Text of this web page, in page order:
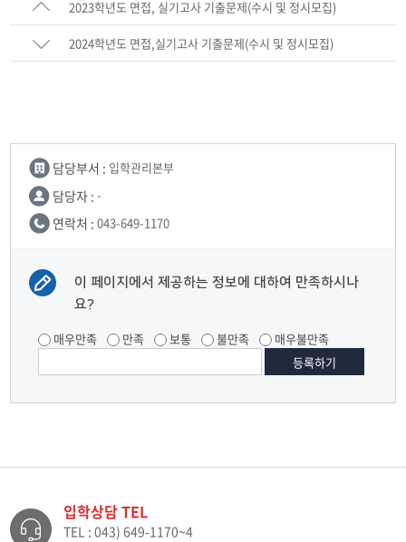
2023학년도 면접, 실기고사 기출문제(수시 및 정시모집)
2024학년도 면접,실기고사 기출문제(수시 및 정시모집)
담당부서 : 입학관리본부
담당자 : -
연락처 : 043-649-1170
이 페이지에서 제공하는 정보에 대하여 만족하시나
요?
매우만족 만족 보통 불만족 매우불만족
입학상담 TEL
TEL : 043) 649-1170~4